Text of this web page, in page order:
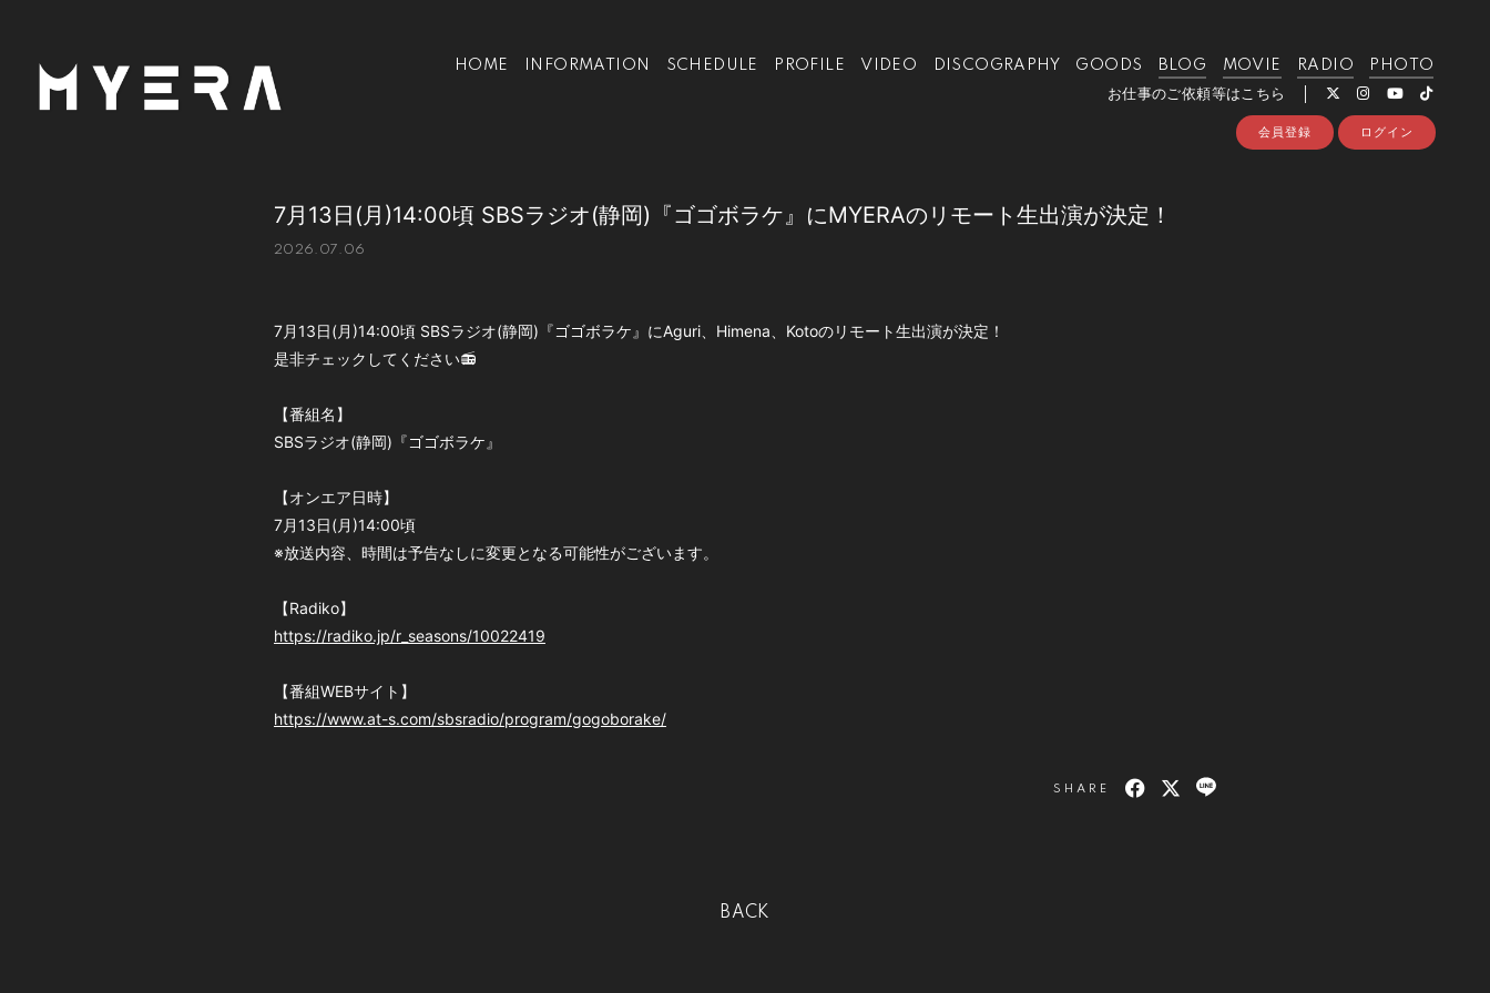
HOME INFORMATION SCHEDULE PROFILE VIDEO DISCOGRAPHY GOODS BLOG MOVIE RADIO
PHOTO
お仕事のご依頼等はこちら
会員登録 ログイン
7月13日(月)14:00頃 SBSラジオ(静岡)『ゴゴボラケ』にMYERAのリモート生出演が決定！
2026.07.06
7月13日(月)14:00頃 SBSラジオ(静岡)『ゴゴボラケ』にAguri、Himena、Kotoのリモート生出演が決定！
是非チェックしてください📻
【番組名】
SBSラジオ(静岡)『ゴゴボラケ』
【オンエア日時】
7月13日(月)14:00頃
※放送内容、時間は予告なしに変更となる可能性がございます。
【Radiko】
https://radiko.jp/r_seasons/10022419
【番組WEBサイト】
https://www.at-s.com/sbsradio/program/gogoborake/
SHARE
BACK